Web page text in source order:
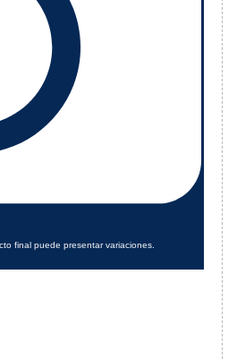
final puede presentar variaciones.